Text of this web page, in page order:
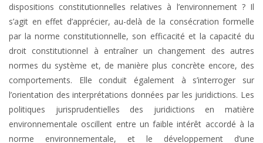
dispositions constitutionnelles relatives à l’environnement ? Il
s’agit en effet d’apprécier, au-delà de la consécration formelle
par la norme constitutionnelle, son efficacité et la capacité du
droit constitutionnel à entraîner un changement des autres
normes du système et, de manière plus concrète encore, des
comportements. Elle conduit également à s’interroger sur
l’orientation des interprétations données par les juridictions. Les
politiques jurisprudentielles des juridictions en matière
environnementale oscillent entre un faible intérêt accordé à la
norme environnementale, et le développement d’une